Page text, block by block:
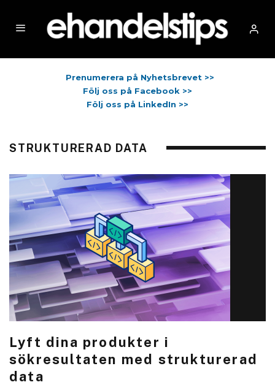
Prenumerera på Nyhetsbrevet >>
Följ oss på Facebook >>
Följ oss på LinkedIn >>
STRUKTURERAD DATA
Lyft dina produkter i
sökresultaten med strukturerad
data